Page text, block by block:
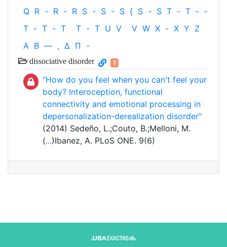
Q R - R - R S - S - S { S - S T - T ‐ -
T - T - T T - T U V V W X - X Y Z
Α Β — , Δ Π -
dissociative disorder 1
"How do you feel when you can't feel your
body? Interoception, functional
connectivity and emotional processing in
depersonalization-derealization disorder"
(2014) Sedeño, L.;Couto, B.;Melloni, M.
(...)Ibanez, A. PLoS ONE. 9(6)